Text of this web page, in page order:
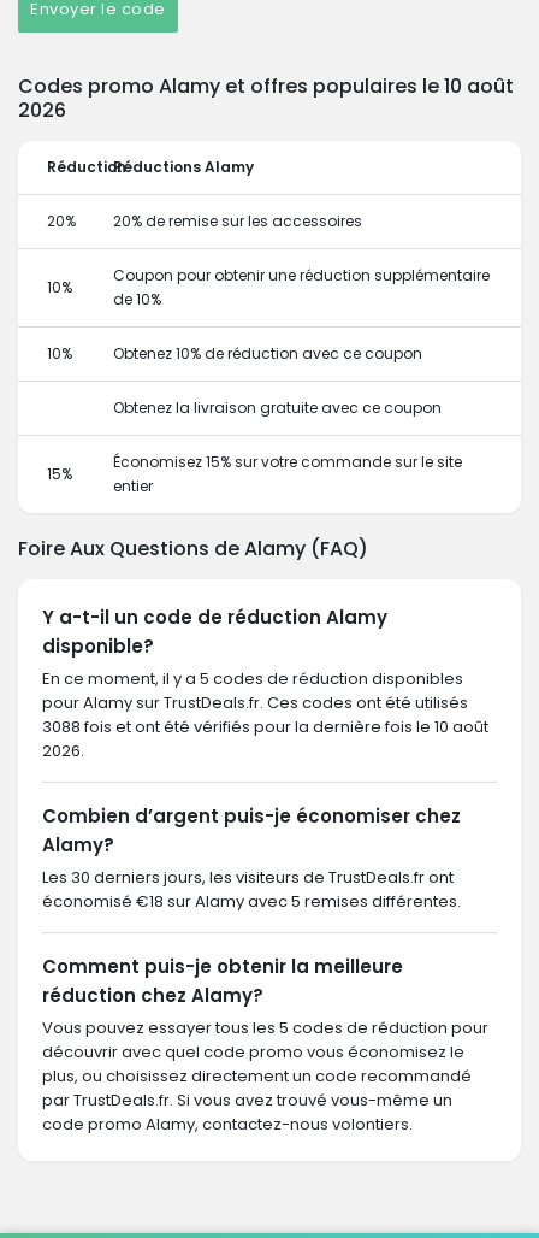
Envoyer le code
Codes promo Alamy et offres populaires le 10 août
2026
RéductionRéductions Alamy
20% 20% de remise sur les accessoires
10%
Coupon pour obtenir une réduction supplémentaire
de 10%
10% Obtenez 10% de réduction avec ce coupon
Obtenez la livraison gratuite avec ce coupon
15%
Économisez 15% sur votre commande sur le site
entier
Foire Aux Questions de Alamy (FAQ)
Y a-t-il un code de réduction Alamy
disponible?
En ce moment, il y a 5 codes de réduction disponibles
pour Alamy sur TrustDeals.fr. Ces codes ont été utilisés
3088 fois et ont été vérifiés pour la dernière fois le 10 août
2026.
Combien d’argent puis-je économiser chez
Alamy?
Les 30 derniers jours, les visiteurs de TrustDeals.fr ont
économisé €18 sur Alamy avec 5 remises différentes.
Comment puis-je obtenir la meilleure
réduction chez Alamy?
Vous pouvez essayer tous les 5 codes de réduction pour
découvrir avec quel code promo vous économisez le
plus, ou choisissez directement un code recommandé
par TrustDeals.fr. Si vous avez trouvé vous-même un
code promo Alamy, contactez-nous volontiers.